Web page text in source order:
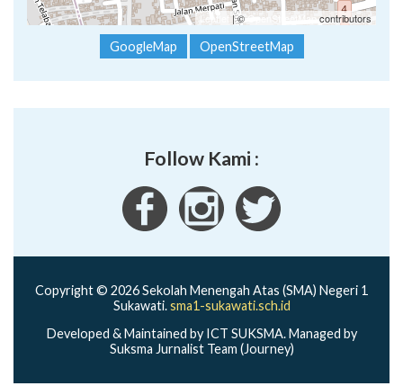
Leaflet | ©OpenStreetMap contributors
GoogleMap OpenStreetMap
Follow Kami :
Copyright © 2026 Sekolah Menengah Atas (SMA) Negeri 1
Sukawati.sma1-sukawati.sch.id
Developed & Maintained by ICT SUKSMA. Managed by
Suksma Jurnalist Team (Journey)